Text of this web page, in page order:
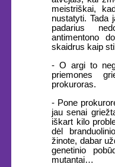
meistriškai,
nustatyti. Tada
padarius
antimentono
skaidrus kaip
- O argi to
priemones
prokuroras.
- Pone
jau senai
iškart kilo
dėl
žinote, dabar
genetinio
mutantai…